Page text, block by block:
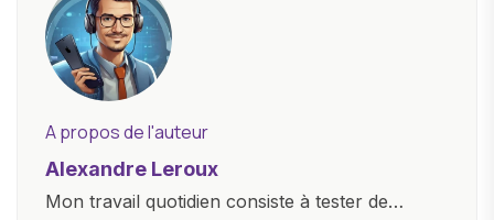
A propos de l'auteur
Alexandre Leroux
Mon travail quotidien consiste à tester de